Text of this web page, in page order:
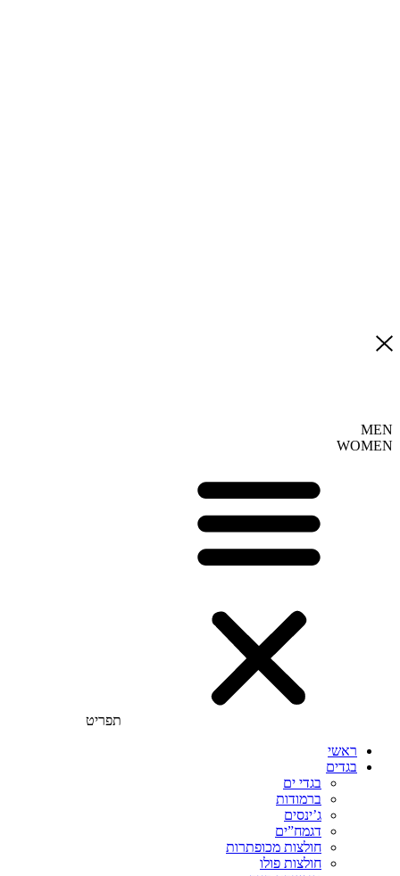
MEN
WOMEN
תפריט
ראשי
בגדים
בגדי ים
ברמודות
ג’ינסים
דגמח”ים
חולצות מכופתרות
חולצות פולו